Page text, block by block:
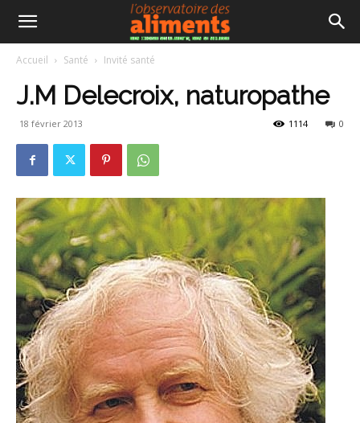
Accueil Santé Invité santé
J.M Delecroix, naturopathe
18 février 2013 0
1114